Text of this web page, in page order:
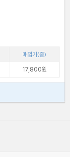
매입가(중)
17,800원